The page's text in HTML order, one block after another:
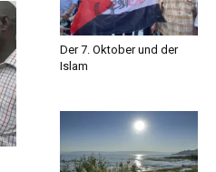
Der 7. Oktober und der
Islam